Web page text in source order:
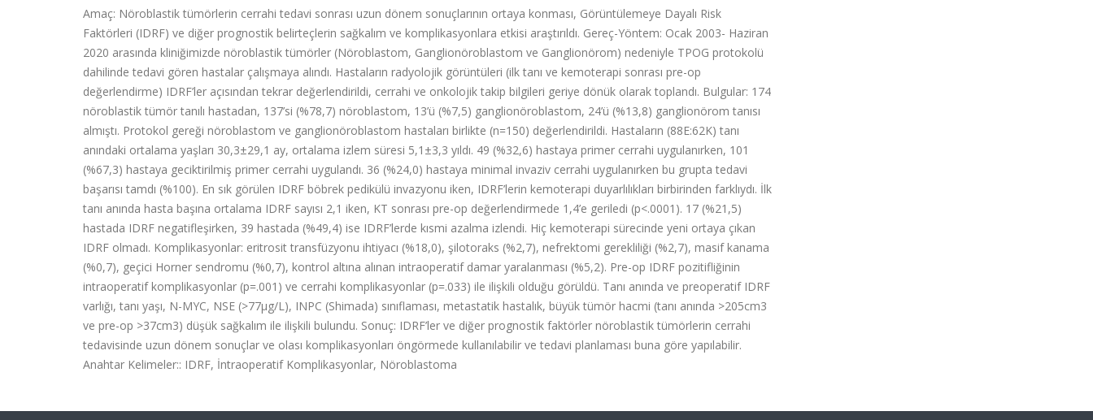
Amaç: Nöroblastik tümörlerin cerrahi tedavi sonrası uzun dönem sonuçlarının ortaya konması, Görüntülemeye Dayalı Risk
Faktörleri (IDRF) ve diğer prognostik belirteçlerin sağkalım ve komplikasyonlara etkisi araştırıldı. Gereç-Yöntem: Ocak 2003- Haziran
2020 arasında kliniğimizde nöroblastik tümörler (Nöroblastom, Ganglionöroblastom ve Ganglionörom) nedeniyle TPOG protokolü
dahilinde tedavi gören hastalar çalışmaya alındı. Hastaların radyolojik görüntüleri (ilk tanı ve kemoterapi sonrası pre-op
değerlendirme) IDRF’ler açısından tekrar değerlendirildi, cerrahi ve onkolojik takip bilgileri geriye dönük olarak toplandı. Bulgular: 174
nöroblastik tümör tanılı hastadan, 137’si (%78,7) nöroblastom, 13’ü (%7,5) ganglionöroblastom, 24’ü (%13,8) ganglionörom tanısı
almıştı. Protokol gereği nöroblastom ve ganglionöroblastom hastaları birlikte (n=150) değerlendirildi. Hastaların (88E:62K) tanı
anındaki ortalama yaşları 30,3±29,1 ay, ortalama izlem süresi 5,1±3,3 yıldı. 49 (%32,6) hastaya primer cerrahi uygulanırken, 101
(%67,3) hastaya geciktirilmiş primer cerrahi uygulandı. 36 (%24,0) hastaya minimal invaziv cerrahi uygulanırken bu grupta tedavi
başarısı tamdı (%100). En sık görülen IDRF böbrek pedikülü invazyonu iken, IDRF’lerin kemoterapi duyarlılıkları birbirinden farklıydı. İlk
tanı anında hasta başına ortalama IDRF sayısı 2,1 iken, KT sonrası pre-op değerlendirmede 1,4’e geriledi (p<.0001). 17 (%21,5)
hastada IDRF negatifleşirken, 39 hastada (%49,4) ise IDRF’lerde kısmi azalma izlendi. Hiç kemoterapi sürecinde yeni ortaya çıkan
IDRF olmadı. Komplikasyonlar: eritrosit transfüzyonu ihtiyacı (%18,0), şilotoraks (%2,7), nefrektomi gerekliliği (%2,7), masif kanama
(%0,7), geçici Horner sendromu (%0,7), kontrol altına alınan intraoperatif damar yaralanması (%5,2). Pre-op IDRF pozitifliğinin
intraoperatif komplikasyonlar (p=.001) ve cerrahi komplikasyonlar (p=.033) ile ilişkili olduğu görüldü. Tanı anında ve preoperatif IDRF
varlığı, tanı yaşı, N-MYC, NSE (>77μg/L), INPC (Shimada) sınıflaması, metastatik hastalık, büyük tümör hacmi (tanı anında >205cm3
ve pre-op >37cm3) düşük sağkalım ile ilişkili bulundu. Sonuç: IDRF’ler ve diğer prognostik faktörler nöroblastik tümörlerin cerrahi
tedavisinde uzun dönem sonuçlar ve olası komplikasyonları öngörmede kullanılabilir ve tedavi planlaması buna göre yapılabilir.
Anahtar Kelimeler:: IDRF, İntraoperatif Komplikasyonlar, Nöroblastoma